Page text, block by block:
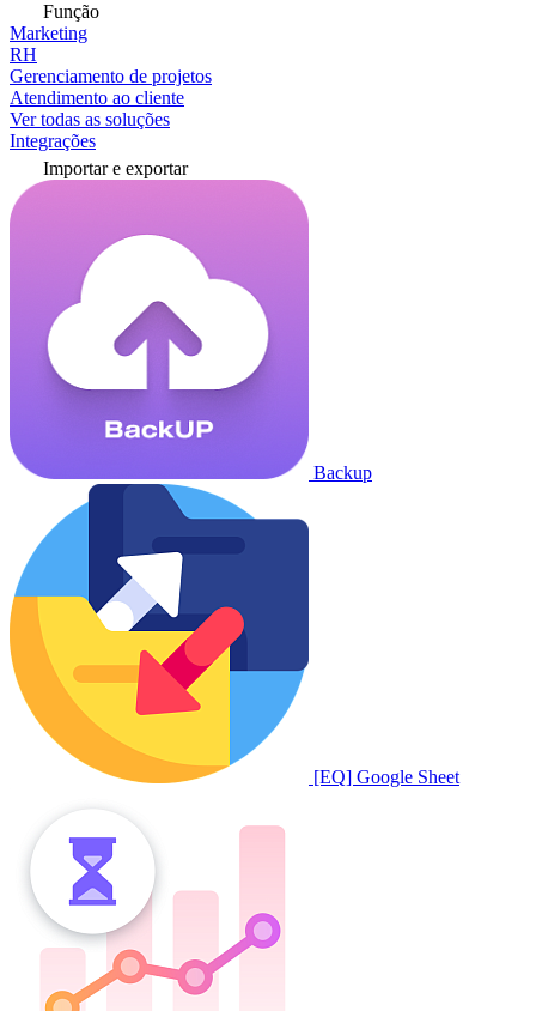
Função
Marketing
RH
Gerenciamento de projetos
Atendimento ao cliente
Ver todas as soluções
Integrações
Importar e exportar
Backup
[EQ] Google Sheet